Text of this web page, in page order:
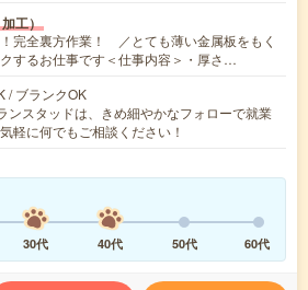
工）
完全裏方作業！ ／とても薄い金属板をもく
するお仕事です＜仕事内容＞・厚さ…
/ ブランクOK
ンスタッドは、きめ細やかなフォローで就業
軽に何でもご相談ください！
30代 40代 50代 60代